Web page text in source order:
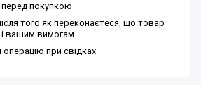
покупкою
того як переконаєтеся, що товар
і вашим вимогам
при свідках